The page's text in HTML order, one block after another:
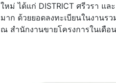
ใหม่ ได้แก่ DISTRICT ศรีวรา แ
มาก ด้วยยอดลงทะเบียนในงานร
ณ สำนักงานขายโครงการในเดือ